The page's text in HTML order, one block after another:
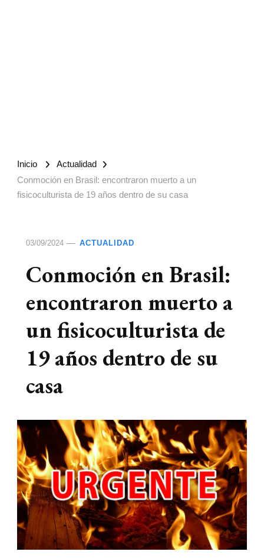
Inicio
Actualidad
Conmoción en Brasil: encontraron muerto a un
fisicoculturista de 19 años dentro de su casa
03/09/2024 ACTUALIDAD
Conmoción en Brasil:
encontraron muerto a
un fisicoculturista de
19 años dentro de su
casa